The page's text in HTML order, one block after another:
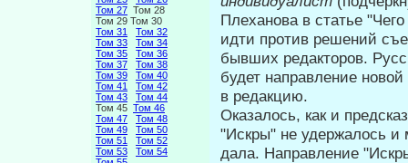
Том 27 Том 28
Том 29 Том 30
Том 31
Том 32
Том 33
Том 34
Том 35
Том 36
Том 37
Том 38
Том 39
Том 40
Том 41
Том 42
Том 43
Том 44
Том 45 Том 46
Том 47
Том 48
Том 49
Том 50
Том 51
Том 52
Том 53
Том 54
Плеханова в статье
идти против решений
бывших редакторов.
будет направление
в редакцию.
Оказалось, как и
"Искры" не удержалось и
дала. Направление